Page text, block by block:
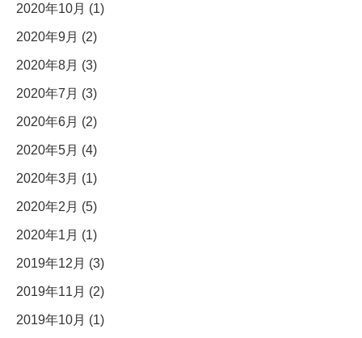
2020年10月 (1)
2020年9月 (2)
2020年8月 (3)
2020年7月 (3)
2020年6月 (2)
2020年5月 (4)
2020年3月 (1)
2020年2月 (5)
2020年1月 (1)
2019年12月 (3)
2019年11月 (2)
2019年10月 (1)